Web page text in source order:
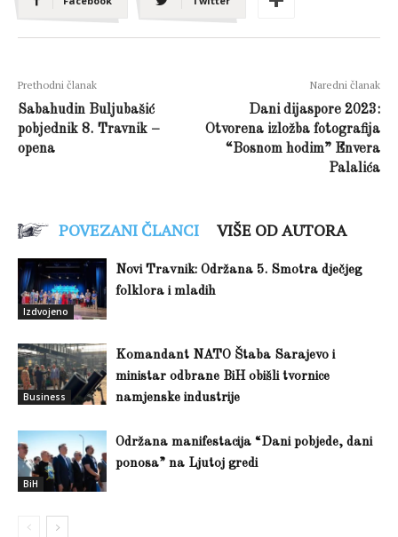
Prethodni članak
Sabahudin Buljubašić
pobjednik 8. Travnik –
opena
Naredni članak
Dani dijaspore 2023:
Otvorena izložba fotografija
“Bosnom hodim” Envera
Palalića
POVEZANI ČLANCI VIŠE OD AUTORA
Izdvojeno
Novi Travnik: Održana 5. Smotra dječjeg
folklora i mladih
Business
Komandant NATO Štaba Sarajevo i
ministar odbrane BiH obišli tvornice
namjenske industrije
BiH
Održana manifestacija “Dani pobjede, dani
ponosa” na Ljutoj gredi